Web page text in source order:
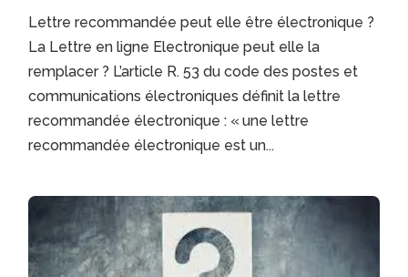
Lettre recommandée peut elle être électronique ?
La Lettre en ligne Electronique peut elle la
remplacer ? L’article R. 53 du code des postes et
communications électroniques définit la lettre
recommandée électronique : « une lettre
recommandée électronique est un...